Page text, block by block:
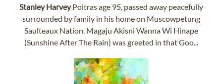
Stanley HarveyPoitras age 95, passed away peacefully
surrounded by family in his home on Muscowpetung
Saulteaux Nation. Magaju Akisni Wanna Wi Hinape
(Sunshine After The Rain) was greeted in that Goo...